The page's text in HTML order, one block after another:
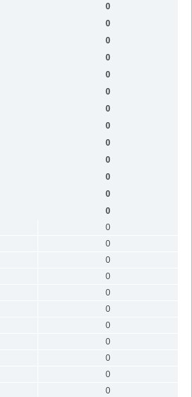
0
0
0
0
0
0
0
0
0
0
0
0
0
0
0
0
0
0
0
0
0
0
0
0